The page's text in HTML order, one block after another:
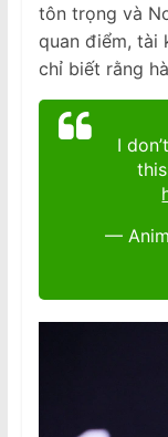
tôn trọng và
quan điểm, tài
chỉ biết rằng
I
—